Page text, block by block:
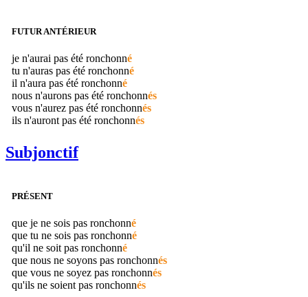
FUTUR ANTÉRIEUR
je n'aurai pas été ronchonné
tu n'auras pas été ronchonné
il n'aura pas été ronchonné
nous n'aurons pas été ronchonnés
vous n'aurez pas été ronchonnés
ils n'auront pas été ronchonnés
Subjonctif
PRÉSENT
que je ne sois pas ronchonné
que tu ne sois pas ronchonné
qu'il ne soit pas ronchonné
que nous ne soyons pas ronchonnés
que vous ne soyez pas ronchonnés
qu'ils ne soient pas ronchonnés